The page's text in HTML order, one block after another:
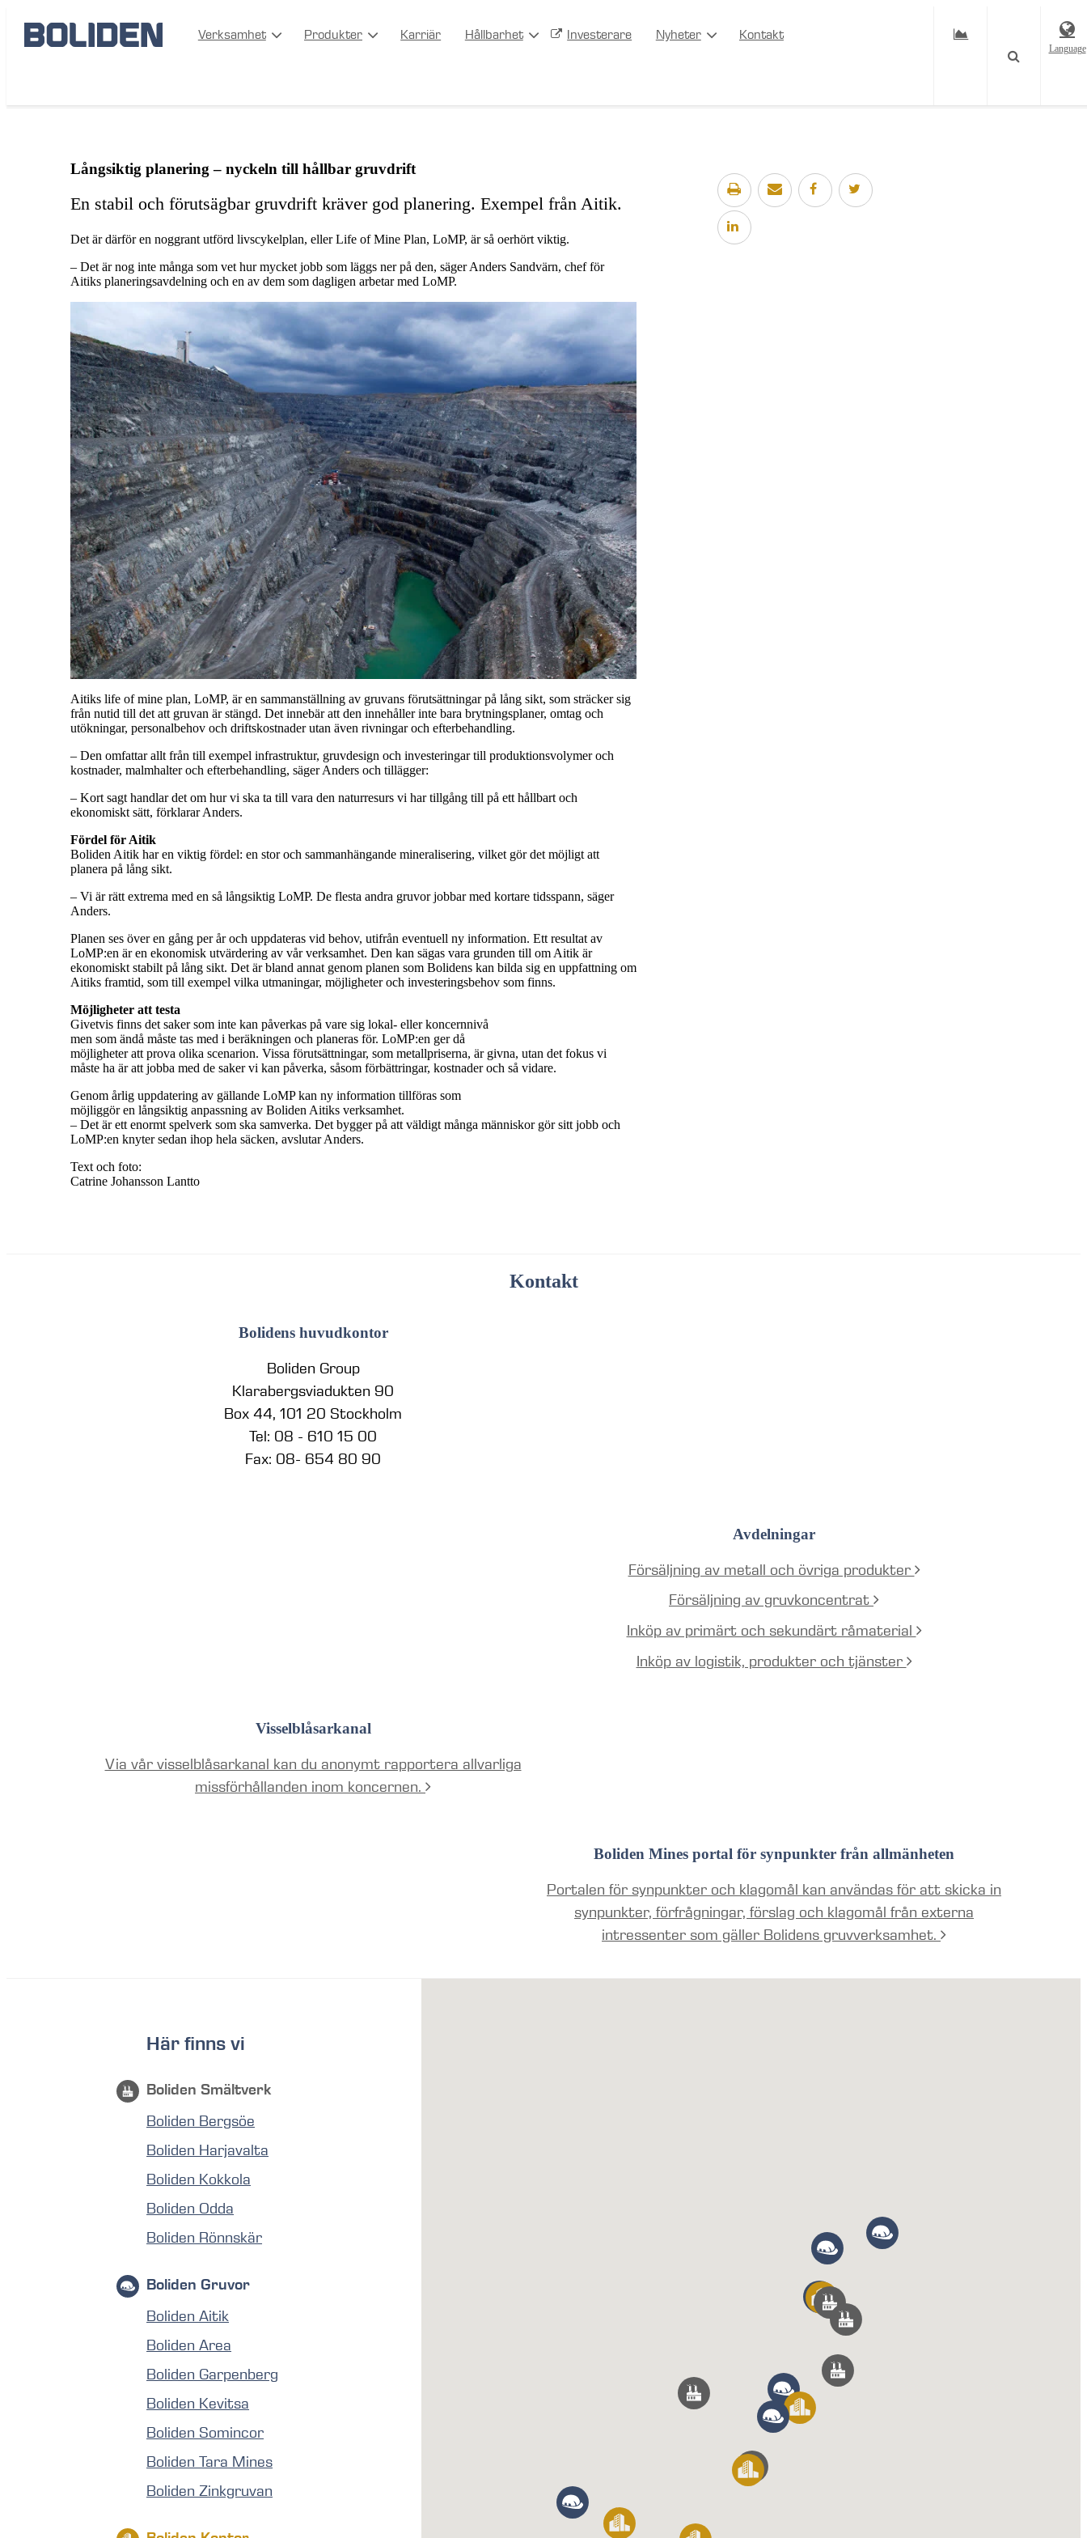
Verksamhet Produkter Karriär Hållbarhet Investerare Nyheter Kontakt
Language
Långsiktig planering – nyckeln till hållbar gruvdrift
En stabil och förutsägbar gruvdrift kräver god planering. Exempel från Aitik.
Det är därför en noggrant utförd livscykelplan, eller Life of Mine Plan, LoMP, är så oerhört viktig.
– Det är nog inte många som vet hur mycket jobb som läggs ner på den, säger Anders Sandvärn, chef för
Aitiks planeringsavdelning och en av dem som dagligen arbetar med LoMP.
Aitiks life of mine plan, LoMP, är en sammanställning av gruvans förutsättningar på lång sikt, som sträcker sig
från nutid till det att gruvan är stängd. Det innebär att den innehåller inte bara brytningsplaner, omtag och
utökningar, personalbehov och driftskostnader utan även rivningar och efterbehandling.
– Den omfattar allt från till exempel infrastruktur, gruvdesign och investeringar till produktionsvolymer och
kostnader, malmhalter och efterbehandling, säger Anders och tillägger:
– Kort sagt handlar det om hur vi ska ta till vara den naturresurs vi har tillgång till på ett hållbart och
ekonomiskt sätt, förklarar Anders.
Fördel för Aitik
Boliden Aitik har en viktig fördel: en stor och sammanhängande mineralisering, vilket gör det möjligt att
planera på lång sikt.
– Vi är rätt extrema med en så långsiktig LoMP. De flesta andra gruvor jobbar med kortare tidsspann, säger
Anders.
Planen ses över en gång per år och uppdateras vid behov, utifrån eventuell ny information. Ett resultat av
LoMP:en är en ekonomisk utvärdering av vår verksamhet. Den kan sägas vara grunden till om Aitik är
ekonomiskt stabilt på lång sikt. Det är bland annat genom planen som Bolidens kan bilda sig en uppfattning om
Aitiks framtid, som till exempel vilka utmaningar, möjligheter och investeringsbehov som finns.
Möjligheter att testa
Givetvis finns det saker som inte kan påverkas på vare sig lokal- eller koncernnivå
men som ändå måste tas med i beräkningen och planeras för. LoMP:en ger då
möjligheter att prova olika scenarion. Vissa förutsättningar, som metallpriserna, är givna, utan det fokus vi
måste ha är att jobba med de saker vi kan påverka, såsom förbättringar, kostnader och så vidare.
Genom årlig uppdatering av gällande LoMP kan ny information tillföras som
möjliggör en långsiktig anpassning av Boliden Aitiks verksamhet.
– Det är ett enormt spelverk som ska samverka. Det bygger på att väldigt många människor gör sitt jobb och
LoMP:en knyter sedan ihop hela säcken, avslutar Anders.
Text och foto:
Catrine Johansson Lantto
Kontakt
Bolidens huvudkontor
Boliden Group
Klarabergsviadukten 90
Box 44, 101 20 Stockholm
Tel: 08 - 610 15 00
Fax: 08- 654 80 90
Avdelningar
Försäljning av metall och övriga produkter
Försäljning av gruvkoncentrat
Inköp av primärt och sekundärt råmaterial
Inköp av logistik, produkter och tjänster
Visselblåsarkanal
Via vår visselblåsarkanal kan du anonymt rapportera allvarliga
missförhållanden inom koncernen.
Boliden Mines portal för synpunkter från allmänheten
Portalen för synpunkter och klagomål kan användas för att skicka in
synpunkter, förfrågningar, förslag och klagomål från externa
intressenter som gäller Bolidens gruvverksamhet.
Här finns vi
Boliden Smältverk
Boliden Bergsöe
Boliden Harjavalta
Boliden Kokkola
Boliden Odda
Boliden Rönnskär
Boliden Gruvor
Boliden Aitik
Boliden Area
Boliden Garpenberg
Boliden Kevitsa
Boliden Somincor
Boliden Tara Mines
Boliden Zinkgruvan